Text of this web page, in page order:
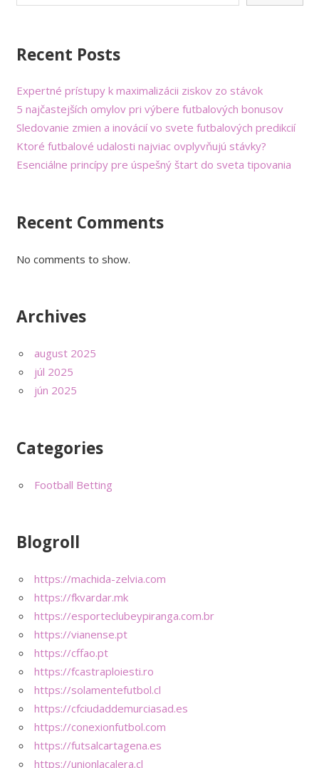
Recent Posts
Expertné prístupy k maximalizácii ziskov zo stávok
5 najčastejších omylov pri výbere futbalových bonusov
Sledovanie zmien a inovácií vo svete futbalových predikcií
Ktoré futbalové udalosti najviac ovplyvňujú stávky?
Esenciálne princípy pre úspešný štart do sveta tipovania
Recent Comments
No comments to show.
Archives
august 2025
júl 2025
jún 2025
Categories
Football Betting
Blogroll
https://machida-zelvia.com
https://fkvardar.mk
https://esporteclubeypiranga.com.br
https://vianense.pt
https://cffao.pt
https://fcastraploiesti.ro
https://solamentefutbol.cl
https://cfciudaddemurciasad.es
https://conexionfutbol.com
https://futsalcartagena.es
https://unionlacalera.cl